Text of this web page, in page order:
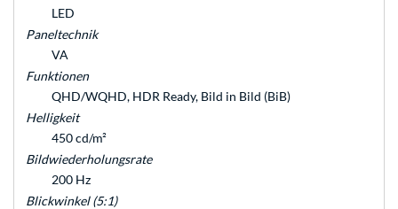
LED
Paneltechnik
VA
Funktionen
QHD/WQHD, HDR Ready, Bild in Bild (BiB)
Helligkeit
450 cd/m²
Bildwiederholungsrate
200 Hz
Blickwinkel (5:1)